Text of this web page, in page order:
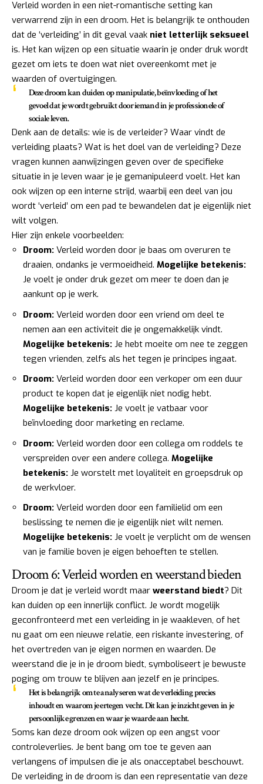
Verleid worden in een niet-romantische setting kan
verwarrend zijn in een droom. Het is belangrijk te onthouden
dat de ‘verleiding’ in dit geval vaak niet letterlijk seksueel
is. Het kan wijzen op een situatie waarin je onder druk wordt
gezet om iets te doen wat niet overeenkomt met je
waarden of overtuigingen.
Deze droom kan duiden op manipulatie, beïnvloeding of het
gevoel dat je wordt gebruikt door iemand in je professionele of
sociale leven.
Denk aan de details: wie is de verleider? Waar vindt de
verleiding plaats? Wat is het doel van de verleiding? Deze
vragen kunnen aanwijzingen geven over de specifieke
situatie in je leven waar je je gemanipuleerd voelt. Het kan
ook wijzen op een interne strijd, waarbij een deel van jou
wordt ‘verleid’ om een pad te bewandelen dat je eigenlijk niet
wilt volgen.
Hier zijn enkele voorbeelden:
Droom: Verleid worden door je baas om overuren te
draaien, ondanks je vermoeidheid. Mogelijke betekenis:
Je voelt je onder druk gezet om meer te doen dan je
aankunt op je werk.
Droom: Verleid worden door een vriend om deel te
nemen aan een activiteit die je ongemakkelijk vindt.
Mogelijke betekenis: Je hebt moeite om nee te zeggen
tegen vrienden, zelfs als het tegen je principes ingaat.
Droom: Verleid worden door een verkoper om een duur
product te kopen dat je eigenlijk niet nodig hebt.
Mogelijke betekenis: Je voelt je vatbaar voor
beïnvloeding door marketing en reclame.
Droom: Verleid worden door een collega om roddels te
verspreiden over een andere collega. Mogelijke
betekenis: Je worstelt met loyaliteit en groepsdruk op
de werkvloer.
Droom: Verleid worden door een familielid om een
beslissing te nemen die je eigenlijk niet wilt nemen.
Mogelijke betekenis: Je voelt je verplicht om de wensen
van je familie boven je eigen behoeften te stellen.
Droom 6: Verleid worden en weerstand bieden
Droom je dat je verleid wordt maar weerstand biedt? Dit
kan duiden op een innerlijk conflict. Je wordt mogelijk
geconfronteerd met een verleiding in je waakleven, of het
nu gaat om een nieuwe relatie, een riskante investering, of
het overtreden van je eigen normen en waarden. De
weerstand die je in je droom biedt, symboliseert je bewuste
poging om trouw te blijven aan jezelf en je principes.
Het is belangrijk om te analyseren wat de verleiding precies
inhoudt en waarom je ertegen vecht. Dit kan je inzicht geven in je
persoonlijke grenzen en waar je waarde aan hecht.
Soms kan deze droom ook wijzen op een angst voor
controleverlies. Je bent bang om toe te geven aan
verlangens of impulsen die je als onacceptabel beschouwt.
De verleiding in de droom is dan een representatie van deze